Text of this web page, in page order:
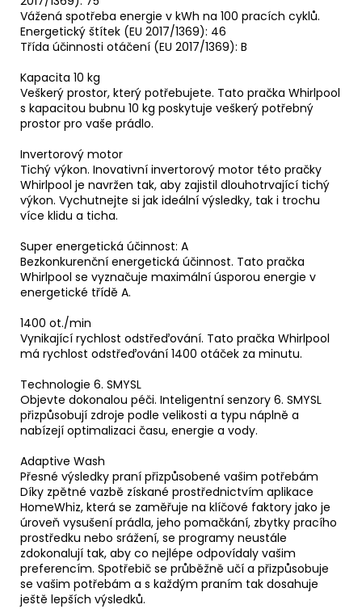
Vážená spotřeba energie v kWh na 100 pracích cyklů.
Energetický štítek (EU 2017/1369): 46
Třída účinnosti otáčení (EU 2017/1369): B
Kapacita 10 kg
Veškerý prostor, který potřebujete. Tato pračka Whirlpool
s kapacitou bubnu 10 kg poskytuje veškerý potřebný
prostor pro vaše prádlo.
Invertorový motor
Tichý výkon. Inovativní invertorový motor této pračky
Whirlpool je navržen tak, aby zajistil dlouhotrvající tichý
výkon. Vychutnejte si jak ideální výsledky, tak i trochu
více klidu a ticha.
Super energetická účinnost: A
Bezkonkurenční energetická účinnost. Tato pračka
Whirlpool se vyznačuje maximální úsporou energie v
energetické třídě A.
1400 ot./min
Vynikající rychlost odstřeďování. Tato pračka Whirlpool
má rychlost odstřeďování 1400 otáček za minutu.
Technologie 6. SMYSL
Objevte dokonalou péči. Inteligentní senzory 6. SMYSL
přizpůsobují zdroje podle velikosti a typu náplně a
nabízejí optimalizaci času, energie a vody.
Adaptive Wash
Přesné výsledky praní přizpůsobené vašim potřebám
Díky zpětné vazbě získané prostřednictvím aplikace
HomeWhiz, která se zaměřuje na klíčové faktory jako je
úroveň vysušení prádla, jeho pomačkání, zbytky pracího
prostředku nebo srážení, se programy neustále
zdokonalují tak, aby co nejlépe odpovídaly vašim
preferencím. Spotřebič se průběžně učí a přizpůsobuje
se vašim potřebám a s každým praním tak dosahuje
ještě lepších výsledků.